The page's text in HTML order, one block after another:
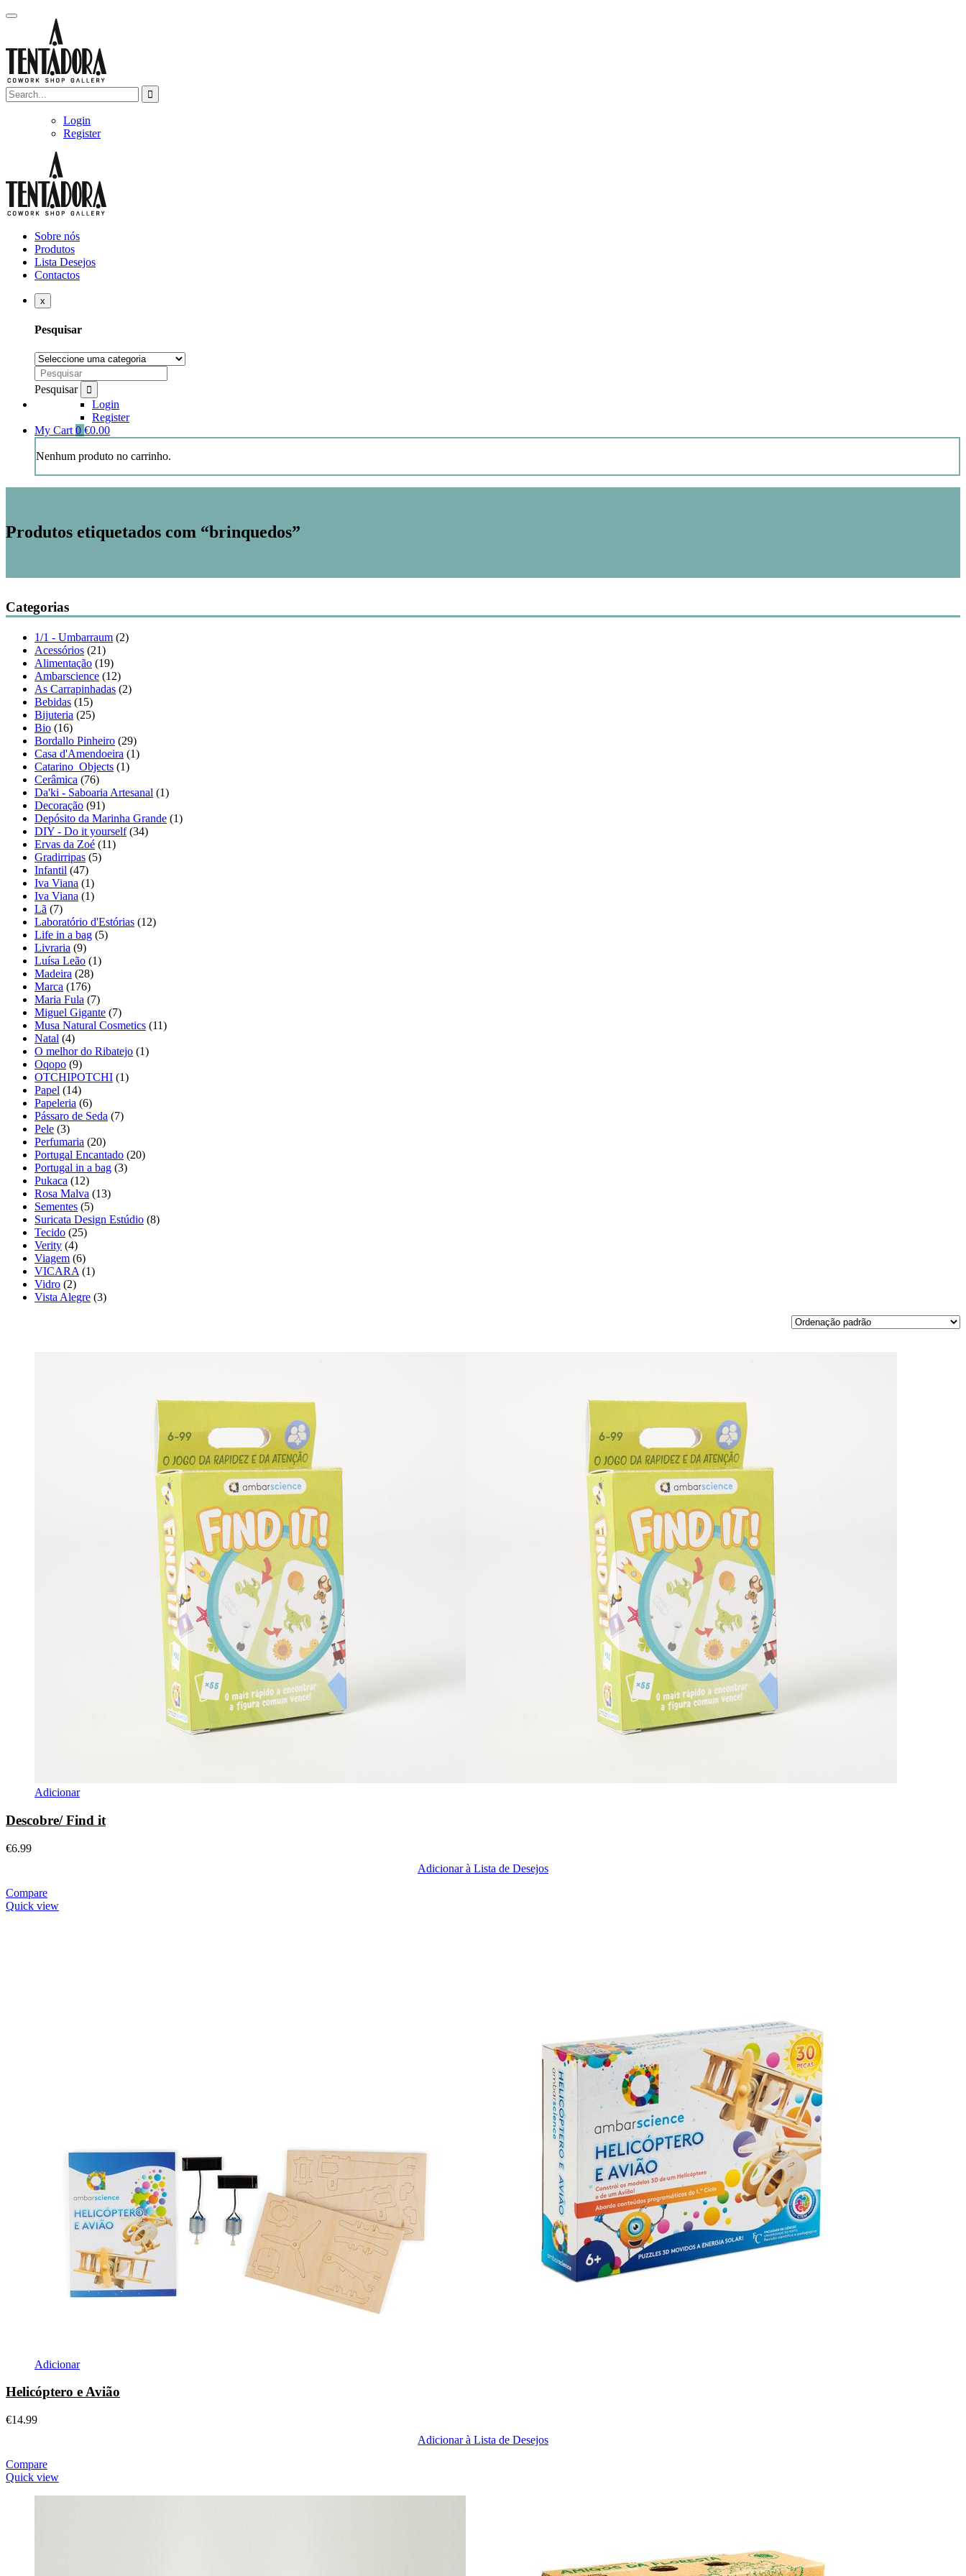
Login
Register
Sobre nós
Produtos
Lista Desejos
Contactos
x
Pesquisar
Pesquisar
Login
Register
My Cart 0 €0.00
Nenhum produto no carrinho.
Produtos etiquetados com “brinquedos”
Categorias
1/1 - Umbarraum (2)
Acessórios (21)
Alimentação (19)
Ambarscience (12)
As Carrapinhadas (2)
Bebidas (15)
Bijuteria (25)
Bio (16)
Bordallo Pinheiro (29)
Casa d'Amendoeira (1)
Catarino_Objects (1)
Cerâmica (76)
Da'ki - Saboaria Artesanal (1)
Decoração (91)
Depósito da Marinha Grande (1)
DIY - Do it yourself (34)
Ervas da Zoé (11)
Gradirripas (5)
Infantil (47)
Iva Viana (1)
Iva Viana (1)
Lã (7)
Laboratório d'Estórias (12)
Life in a bag (5)
Livraria (9)
Luísa Leão (1)
Madeira (28)
Marca (176)
Maria Fula (7)
Miguel Gigante (7)
Musa Natural Cosmetics (11)
Natal (4)
O melhor do Ribatejo (1)
Oqopo (9)
OTCHIPOTCHI (1)
Papel (14)
Papeleria (6)
Pássaro de Seda (7)
Pele (3)
Perfumaria (20)
Portugal Encantado (20)
Portugal in a bag (3)
Pukaca (12)
Rosa Malva (13)
Sementes (5)
Suricata Design Estúdio (8)
Tecido (25)
Verity (4)
Viagem (6)
VICARA (1)
Vidro (2)
Vista Alegre (3)
Adicionar
Descobre/ Find it
€6.99
Adicionar à Lista de Desejos
Compare
Quick view
Adicionar
Helicóptero e Avião
€14.99
Adicionar à Lista de Desejos
Compare
Quick view